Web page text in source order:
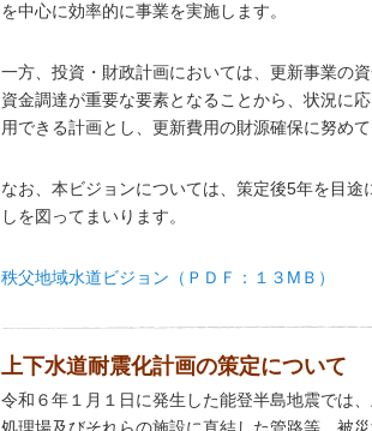
を中心に効率的に事業を実施します。
一方、投資・財政計画においては、更新事業の
資金調達が重要な要素となることから、状況に
用できる計画とし、更新費用の財源確保に努めて
なお、本ビジョンについては、策定後5年を目
しを図ってまいります。
秩父地域水道ビジョン（ＰＤＦ：１３MＢ）
上下水道耐震化計画の策定について
令和６年１月１日に発生した能登半島地震では